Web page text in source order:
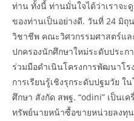
ท่าน ทั้งนี้ ท่านมั่นใจได้ว่าเราจ
ของท่านเป็นอย่างดี. วันที่ 24 มิถุ
วิชาชีพ คณะวิศวกรรมศาสตร์แล
ปกครองนักศึกษาใหม่ระดับประ
ร่วมมือดำเนินโครงการพัฒนาโ
การเรียนรู้เชิงรุกระดับปฐมวัย
ศึกษา สังกัด สพฐ. “odini” เป็นเ
ทรัพย์นายหน้าซื้อขายหน่วยลงทุ